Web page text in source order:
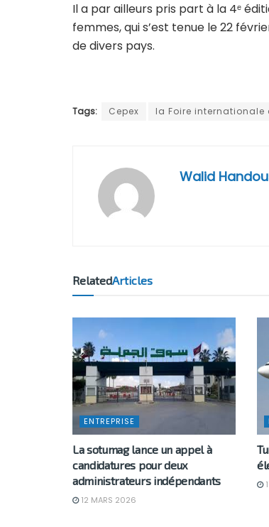
Il a par ailleurs pris part à la 4ᵉ
femmes, qui s’est tenue le 22
de divers pays.
Tags: Cepex la Foire internationale
Walid
RelatedArticles
ENTREPRISE
La sotumag lance un appel à
candidatures pour deux
administrateurs indépendants
12 MARS 2026